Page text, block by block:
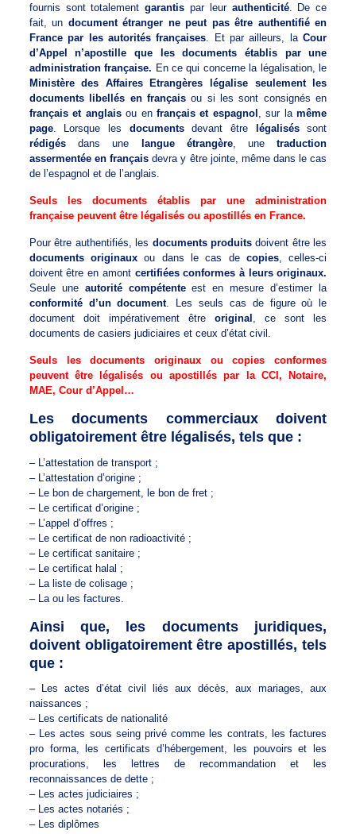
fournis sont totalementgarantis par leur authenticité. De ce
fait, un document étranger ne peut pas être authentifié en
France par les autorités françaises . Et par ailleurs, laCour
d’Appel n’apostille que les documents établis par une
administration française. En ce qui concerne la légalisation, le
Ministère des Affaires Etrangères légalise seulement les
documents libellés en françaisou si les sont consignés en
français et anglaisou en français et espagnol , sur lamême
page. Lorsque les documentsdevant être légaliséssont
rédigésdans une langue étrangère, unetraduction
assermentée en français devra y être jointe, même dans le cas
de l’espagnol et de l’anglais.
Seuls les documents établis par une administration
française peuvent être légalisés ou apostillés en France.
Pour être authentifiés, les documents produitsdoivent être les
documents originaux ou dans le cas de copies, celles-ci
doivent être en amont certifiées conformes à leurs originaux.
Seule une autorité compétenteest en mesure d’estimer la
conformité d’un document. Les seuls cas de figure où le
document doit impérativement êtreoriginal
, ce sont les
documents de casiers judiciaires et ceux d’état civil.
Seuls les documents originaux ou copies conformes
peuvent être légalisés ou apostillés par la CCI, Notaire,
MAE, Cour d’Appel…
Les documents commerciaux doivent
obligatoirement être légalisés, tels que :
– L’attestation de transport ;
– L’attestation d’origine ;
– Le bon de chargement, le bon de fret ;
– Le certificat d’origine ;
– L’appel d’offres ;
– Le certificat de non radioactivité ;
– Le certificat sanitaire ;
– Le certificat halal ;
– La liste de colisage ;
– La ou les factures.
Ainsi que, les documents juridiques,
doivent obligatoirement être apostillés, tels
que :
– Les actes d’état civil liés aux décès, aux mariages, aux
naissances ;
– Les certificats de nationalité
– Les actes sous seing privé comme les contrats, les factures
pro forma, les certificats d’hébergement, les pouvoirs et les
procurations, les lettres de recommandation et les
reconnaissances de dette ;
– Les actes judiciaires ;
– Les actes notariés ;
– Les diplômes